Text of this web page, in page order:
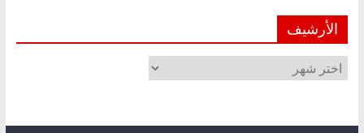
الأرشيف
الأرشيف